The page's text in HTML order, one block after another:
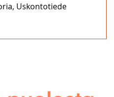
Uskontotiede